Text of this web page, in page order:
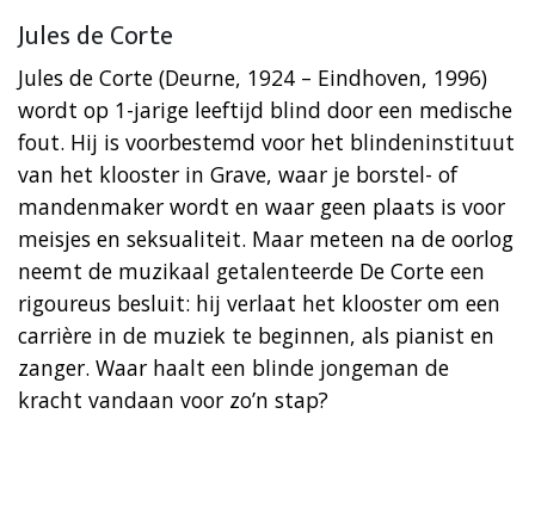
Jules de Corte
Jules de Corte (Deurne, 1924 – Eindhoven, 1996)
wordt op 1-jarige leeftijd blind door een medische
fout. Hij is voorbestemd voor het blindeninstituut
van het klooster in Grave, waar je borstel- of
mandenmaker wordt en waar geen plaats is voor
meisjes en seksualiteit. Maar meteen na de oorlog
neemt de muzikaal getalenteerde De Corte een
rigoureus besluit: hij verlaat het klooster om een
carrière in de muziek te beginnen, als pianist en
zanger. Waar haalt een blinde jongeman de
kracht vandaan voor zo’n stap?